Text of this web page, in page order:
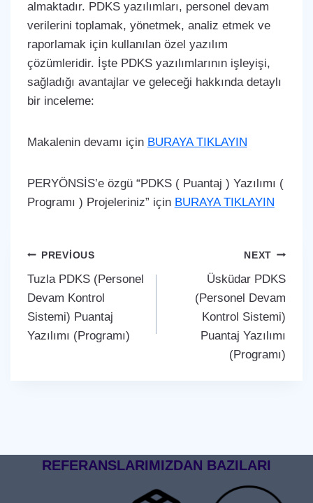
almaktadır. PDKS yazılımları, personel devam
verilerini toplamak, yönetmek, analiz etmek ve
raporlamak için kullanılan özel yazılım
çözümleridir. İşte PDKS yazılımlarının işleyişi,
sağladığı avantajlar ve geleceği hakkında detaylı
bir inceleme:
Makalenin devamı için BURAYA TIKLAYIN
PERYÖNSİS’e özgü “PDKS ( Puantaj ) Yazılımı (
Programı ) Projeleriniz” için BURAYA TIKLAYIN
Yazı
gezinmesi
PREVIOUS
Tuzla PDKS (Personel
Devam Kontrol
Sistemi) Puantaj
Yazılımı (Programı)
NEXT
Üsküdar PDKS
(Personel Devam
Kontrol Sistemi)
Puantaj Yazılımı
(Programı)
REFERANSLARIMIZDAN BAZILARI